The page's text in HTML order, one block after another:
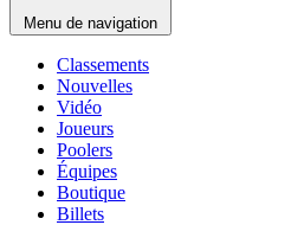
Menu de navigation
Classements
Nouvelles
Vidéo
Joueurs
Poolers
Équipes
Boutique
Billets